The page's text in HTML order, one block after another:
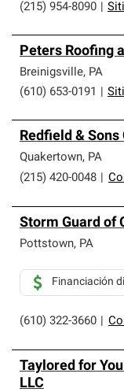
(215) 954-8090
Peters Roofing
Breinigsville, PA
(610) 653-0191
Redfield &
Quakertown, PA
(215) 420-0048
Storm Guard of
Pottstown, PA
(610) 322-3660
Financiación
Taylored for
LLC